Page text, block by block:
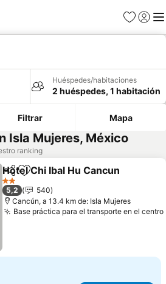
Favoritos
Iniciar
Huéspedes/habitaciones
2 huéspedes, 1 habitación
Filtrar Mapa
Isla Mujeres, México
ranking
CompartirAgregar a favoritos
Hotel Chi Ibal Hu Cancun
2 Estrellas
5,2
540
Cancún, a 13.4 km de: Isla Mujeres
Base práctica para el transporte en el centro